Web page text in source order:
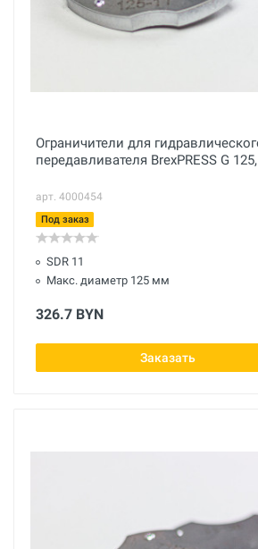
Ограничители для
передавливателя BrexPRESS G 125,
арт. 4000454
Под заказ
SDR 11
Макс. диаметр 125 мм
326.7 BYN
Заказать